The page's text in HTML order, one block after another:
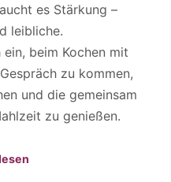
es Stärkung –
leibliche.
beim Kochen mit
zu kommen,
und die gemeinsam
zu genießen.